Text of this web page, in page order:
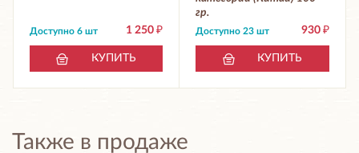
1 250 ₽
Доступно 6 шт
КУПИТЬ
гр.
930 ₽
Доступно 23 шт
КУПИТЬ
Также в продаже